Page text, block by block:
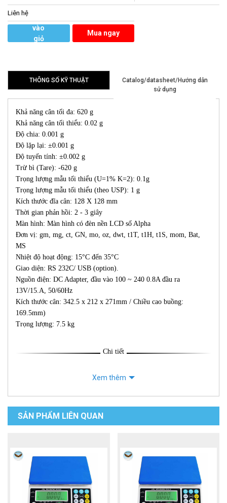
Liên hệ
vào
giỏ
Mua ngay
THÔNG SỐ KỸ THUẬT
Catalog/datasheet/Hướng dẫn
sử dụng
Khả năng cân tối đa: 620 g
Khả năng cân tối thiểu: 0.02 g
Độ chia: 0.001 g
Độ lặp lại: ±0.001 g
Độ tuyến tính: ±0.002 g
Trừ bì (Tare): -620 g
Trọng lượng mẫu tối thiểu (U=1% K=2): 0.1g
Trọng lượng mẫu tối thiểu (theo USP): 1 g
Kích thước đĩa cân: 128 X 128 mm
Thời gian phản hồi: 2 - 3 giây
Màn hình: Màn hình có đèn nền LCD số Alpha
Đơn vị: gm, mg, ct, GN, mo, oz, dwt, t1T, t1H, t1S, mom, Bat,
MS
Nhiệt độ hoạt động: 15°C đến 35°C
Giao diện: RS 232C/ USB (option).
Nguồn điện: DC Adapter, đầu vào 100 ~ 240 0.8A đầu ra
13V/15.A, 50/60Hz
Kích thước cân: 342.5 x 212 x 271mm / Chiều cao buồng:
169.5mm)
Trọng lượng: 7.5 kg
Chi tiết
Xem thêm
SẢN PHẨM LIÊN QUAN